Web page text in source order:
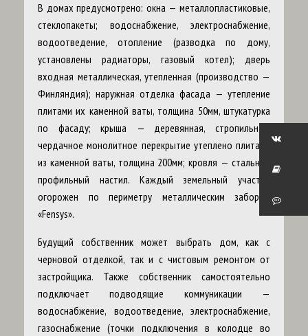
В домах предусмотрено: окна — металлопластиковые,
стеклопакеты; водоснабжение, электроснабжение,
водоотведение, отопление (разводка по дому,
установлены радиаторы, газовый котел); дверь
входная металлическая, утепленная (производство —
Финляндия); наружная отделка фасада — утепление
плитами их каменной ваты, толщина 50мм, штукатурка
по фасаду; крыша — деревянная, стропильная,
чердачное монолитное перекрытие утеплено плитами
из каменной ваты, толщина 200мм; кровля — стальной
профильный настил. Каждый земельный участок
огорожен по периметру металлическим забором
«Fensys».
Будущий собственник может выбрать дом, как с
черновой отделкой, так и с чистовым ремонтом от
застройщика. Также собственник самостоятельно
подключает подводящие коммуникации —
водоснабжение, водоотведение, электроснабжение,
газоснабжение (точки подключения в колодце во